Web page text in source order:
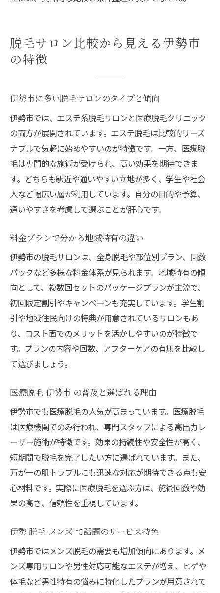
脱毛サロン比較から見える伊勢市
の特徴
伊勢市に多い脱毛サロンのタイプと傾向
伊勢市では、エステ系脱毛サロンと医療脱毛クリニック
の両方が展開されています。エステ脱毛は比較的リーズ
ナブルで気軽に始めやすいのが特徴です。一方、医療脱
毛は専門的な施術が受けられ、高い効果を期待できま
す。どちらも駅近や通いやすい立地が多く、学生や社会
人など幅広い層が利用しています。自分の目的や予算、
通いやすさを考慮して選ぶことが肝心です。
料金プランで分かる地域特有の違い
伊勢市の脱毛サロンは、全身脱毛や部位別プラン、回数
パックなど多様な料金体系が見られます。地域特有の傾
向として、複数回セットのパッケージプランが主流で、
初回限定割引やキャンペーンも充実しています。学生割
引や地域住民向けの特典が用意されているサロンもあ
り、コスト面でのメリットを活かしやすいのが特徴で
す。プランの内容や回数、アフターケアの有無を比較し
て選びましょう。
医療脱毛 伊勢市 の普及と選ばれる理由
伊勢市でも医療脱毛の人気が高まっています。医療脱毛
は医療機関でのみ行われ、専門スタッフによる高出力レ
ーザー施術が特徴です。効果の持続性や安全性が高く、
短期間で脱毛を完了したい方に選ばれています。また、
万が一の肌トラブルにも迅速な対応が期待できる点も安
心材料です。実際に医療脱毛を選ぶ方は、施術回数や効
果の高さ、信頼性を重視しています。
伊勢 脱毛 メンズ で話題のサービス特色
伊勢市ではメンズ脱毛の需要も増加傾向にあります。メ
ンズ専用サロンや男性対応可能なエステが増え、ヒゲや
体毛など男性特有の悩みに特化したプランが用意されて